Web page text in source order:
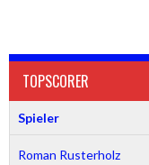
TOPSCORER
Spieler
Roman Rusterholz